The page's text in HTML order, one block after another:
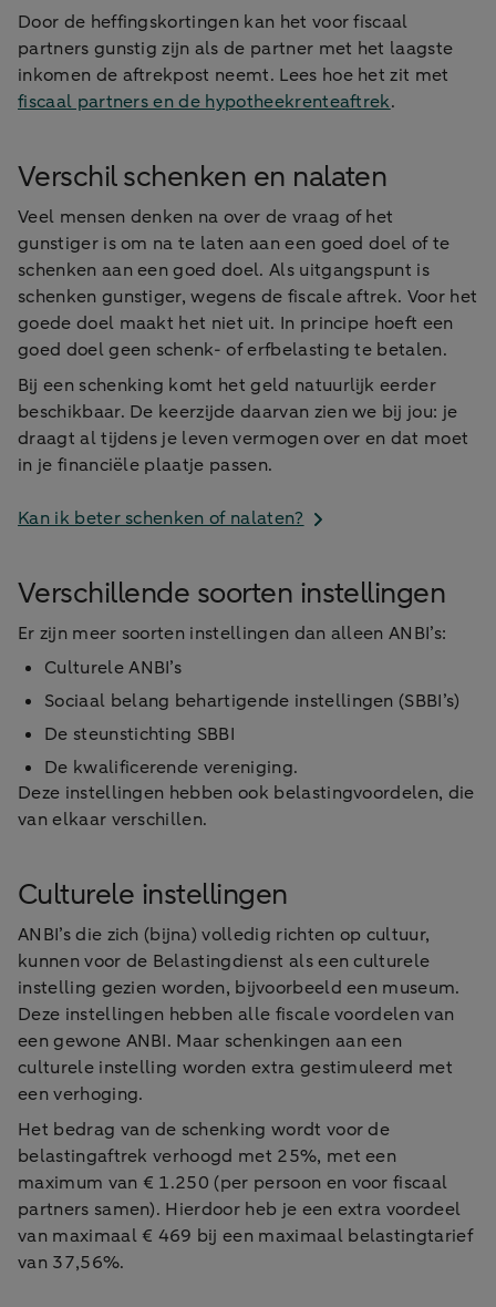
Door de heffingskortingen kan het voor fiscaal
partners gunstig zijn als de partner met het laagste
inkomen de aftrekpost neemt. Lees hoe het zit met
fiscaal partners en de hypotheekrenteaftrek.
Verschil schenken en nalaten
Veel mensen denken na over de vraag of het
gunstiger is om na te laten aan een goed doel of te
schenken aan een goed doel. Als uitgangspunt is
schenken gunstiger, wegens de fiscale aftrek. Voor het
goede doel maakt het niet uit. In principe hoeft een
goed doel geen schenk- of erfbelasting te betalen.
Bij een schenking komt het geld natuurlijk eerder
beschikbaar. De keerzijde daarvan zien we bij jou: je
draagt al tijdens je leven vermogen over en dat moet
in je financiële plaatje passen.
Kan ik beter schenken of nalaten?
Verschillende soorten instellingen
Er zijn meer soorten instellingen dan alleen ANBI’s:
Culturele ANBI’s
Sociaal belang behartigende instellingen (SBBI’s)
De steunstichting SBBI
De kwalificerende vereniging.
Deze instellingen hebben ook belastingvoordelen, die
van elkaar verschillen.
Culturele instellingen
ANBI’s die zich (bijna) volledig richten op cultuur,
kunnen voor de Belastingdienst als een culturele
instelling gezien worden, bijvoorbeeld een museum.
Deze instellingen hebben alle fiscale voordelen van
een gewone ANBI. Maar schenkingen aan een
culturele instelling worden extra gestimuleerd met
een verhoging.
Het bedrag van de schenking wordt voor de
belastingaftrek verhoogd met 25%, met een
maximum van € 1.250 (per persoon en voor fiscaal
partners samen). Hierdoor heb je een extra voordeel
van maximaal € 469 bij een maximaal belastingtarief
van 37,56%.